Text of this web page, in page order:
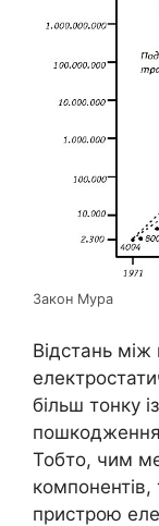
Закон Мура
Відстань
більш тонку
пошкодження
Тобто, чим
пристрою